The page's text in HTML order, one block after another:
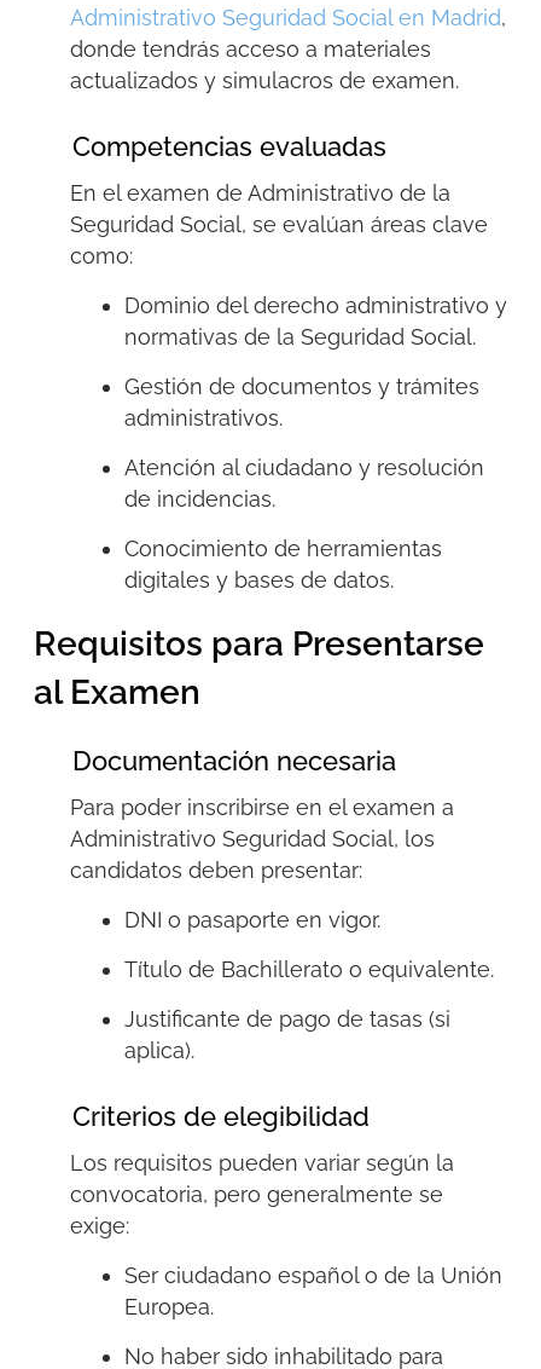
Administrativo Seguridad Social en Madrid,
donde tendrás acceso a materiales
actualizados y simulacros de examen.
Competencias evaluadas
En elexamen de Administrativo de la
Seguridad Social, se evalúan áreas clave
como:
Dominio del derecho administrativo y
normativas de la Seguridad Social.
Gestión de documentos y trámites
administrativos.
Atención al ciudadano y resolución
de incidencias.
Conocimiento de herramientas
digitales y bases de datos.
Requisitos para Presentarse
al Examen
Documentación necesaria
Para poder inscribirse en el examen a
Administrativo Seguridad Social, los
candidatos deben presentar:
DNI o pasaporte en vigor.
Título de Bachillerato o equivalente.
Justificante de pago de tasas (si
aplica).
Criterios de elegibilidad
Los requisitos pueden variar según la
convocatoria, pero generalmente se
exige:
Ser ciudadano español o de la Unión
Europea.
No haber sido inhabilitado para